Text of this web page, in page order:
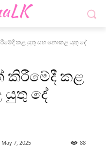
කළ යුතු සහ නොකළ යුතු දේ
කිරීමේදී කළ
දේ
May 7, 2025 88